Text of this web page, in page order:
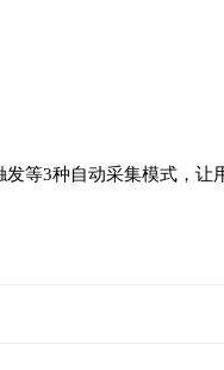
等3种自动采集模式，让